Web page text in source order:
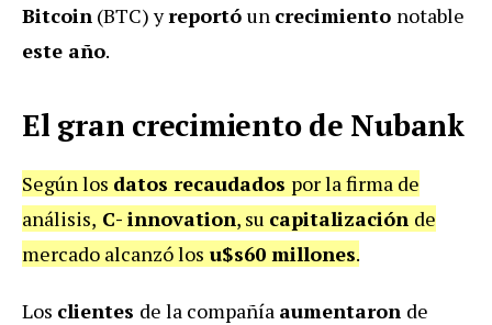
Bitcoin (BTC) yreportó un crecimiento notable
este año.
El gran crecimiento de Nubank
Según los datos recaudados por la firma de
análisis, C- innovation, su capitalización de
mercado alcanzó los u$s60 millones.
Los clientes de la compañía aumentaron de